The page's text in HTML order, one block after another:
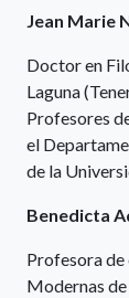
Jean Marie
Doctor en
Laguna
Profesores
el
de la
Benedicta
Profesora de
Modernas